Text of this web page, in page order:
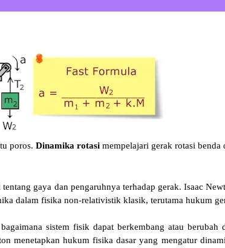
poros. Dinamika rotasi mempelajari gerak rotasi benda
gaya dan pengaruhnya terhadap gerak. Isaac
dalam fisika non-relativistik klasik, terutama hukum
sistem fisik dapat berkembang atau
menetapkan hukum fisika dasar yang mengatur